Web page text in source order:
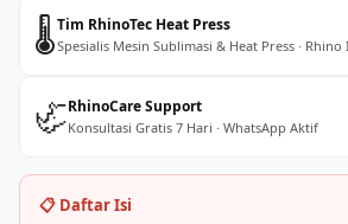
🌡️Tim RhinoTec Heat Press
Spesialis Mesin Sublimasi & Heat Press ·
🦏RhinoCare Support
Konsultasi Gratis 7 Hari · WhatsApp Aktif
📋 Daftar Isi